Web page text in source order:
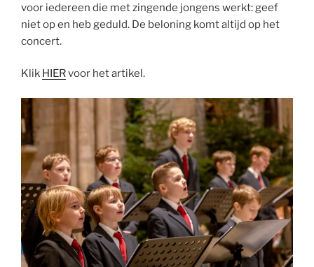
voor iedereen die met zingende jongens werkt: geef
niet op en heb geduld. De beloning komt altijd op het
concert.
Klik HIERvoor het artikel.